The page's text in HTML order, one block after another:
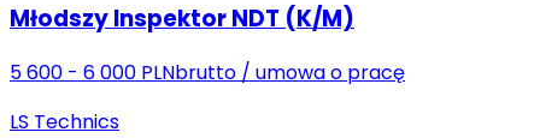
Młodszy Inspektor NDT (K/M)
5 600 - 6 000 PLNbrutto / umowa o pracę
LS Technics